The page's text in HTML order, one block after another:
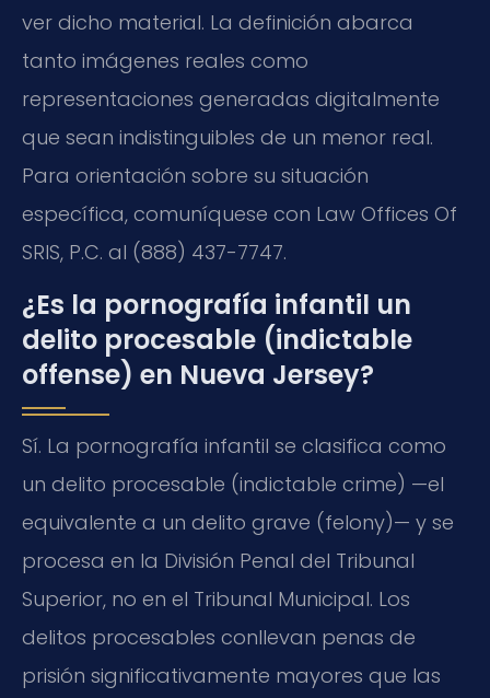
ver dicho material. La definición abarca
tanto imágenes reales como
representaciones generadas digitalmente
que sean indistinguibles de un menor real.
Para orientación sobre su situación
específica, comuníquese con Law Offices Of
SRIS, P.C. al (888) 437-7747.
¿Es la pornografía infantil un
delito procesable (indictable
offense) en Nueva Jersey?
Sí. La pornografía infantil se clasifica como
un delito procesable (indictable crime) —el
equivalente a un delito grave (felony)— y se
procesa en la División Penal del Tribunal
Superior, no en el Tribunal Municipal. Los
delitos procesables conllevan penas de
prisión significativamente mayores que las